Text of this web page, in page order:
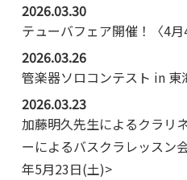
2026.03.30
テューバフェア開催！〈4月
2026.03.26
管楽器ソロコンテスト in 東
2026.03.23
加藤明久先生によるクラリ
ーによるバスクラレッスン
年5月23日(土)>